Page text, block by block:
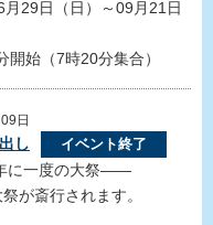
月29日（日）～09月21日
開始（7時20分集合）
日
し イベント終了
に一度の大祭——
が斎行されます。